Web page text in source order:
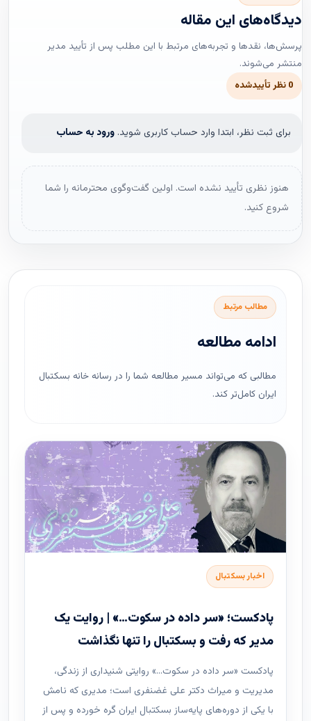
دیدگاه‌های این مقاله
پرسش‌ها، نقدها و تجربه‌های مرتبط با این مطلب پس از تأیید مدیر
منتشر می‌شوند.
0 نظر تأییدشده
برای ثبت نظر، ابتدا وارد حساب کاربری شوید. ورود به حساب
هنوز نظری تأیید نشده است. اولین گفت‌وگوی محترمانه را شما
شروع کنید.
مطالب مرتبط
ادامه مطالعه
مطالبی که می‌تواند مسیر مطالعه شما را در رسانه خانه بسکتبال
ایران کامل‌تر کند.
اخبار بسکتبال
پادکست؛ «سر داده در سکوت…» | روایت یک
مدیر که رفت و بسکتبال را تنها نگذاشت
پادکست «سر داده در سکوت…» روایتی شنیداری از زندگی،
مدیریت و میراث دکتر علی غضنفری است؛ مدیری که نامش
با یکی از دوره‌های پایه‌ساز بسکتبال ایران گره خورده و پس از